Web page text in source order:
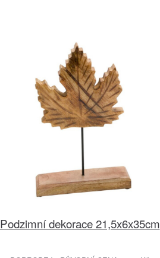
Podzimní dekorace 21,5x6x35cm